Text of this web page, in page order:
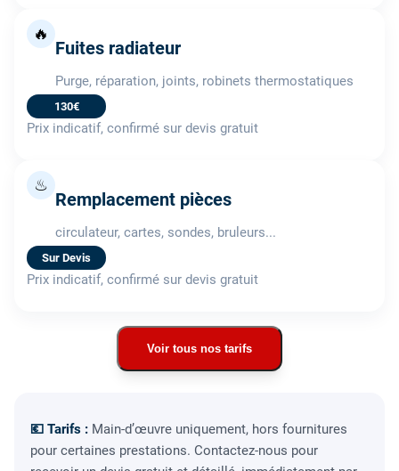
🔥
Fuites radiateur
Purge, réparation, joints, robinets thermostatiques
130€
Prix indicatif, confirmé sur devis gratuit
♨
Remplacement pièces
circulateur, cartes, sondes, bruleurs...
Sur Devis
Prix indicatif, confirmé sur devis gratuit
Voir tous nos tarifs
💶 Tarifs : Main-d’œuvre uniquement, hors fournitures
pour certaines prestations. Contactez-nous pour